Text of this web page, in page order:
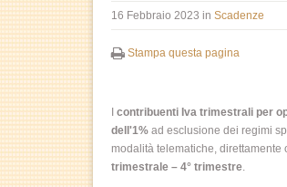
16 Febbraio 2023 in Scadenze
Stampa questa pagina
contribuenti Iva trimestrali per
dell'1% ad esclusione dei regimi
modalità telematiche,
trimestrale – 4° trimestre.